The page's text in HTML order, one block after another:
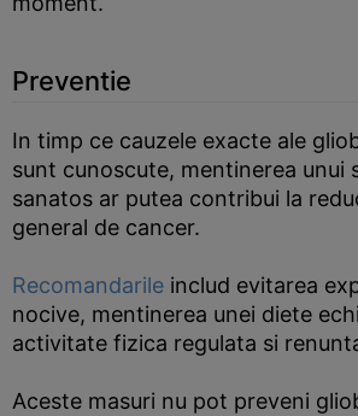
Preventie
In timp ce cauzele exacte ale
sunt cunoscute, mentinerea unui
sanatos ar putea contribui la
general de cancer.
Recomandarile includ evitarea
nocive, mentinerea unei diete
activitate fizica regulata si
Aceste masuri nu pot preveni